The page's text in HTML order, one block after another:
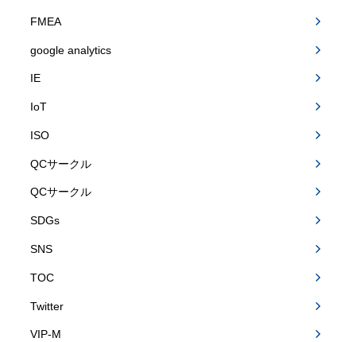
FMEA
google analytics
IE
IoT
ISO
QCサークル
QCサークル
SDGs
SNS
TOC
Twitter
VIP-M